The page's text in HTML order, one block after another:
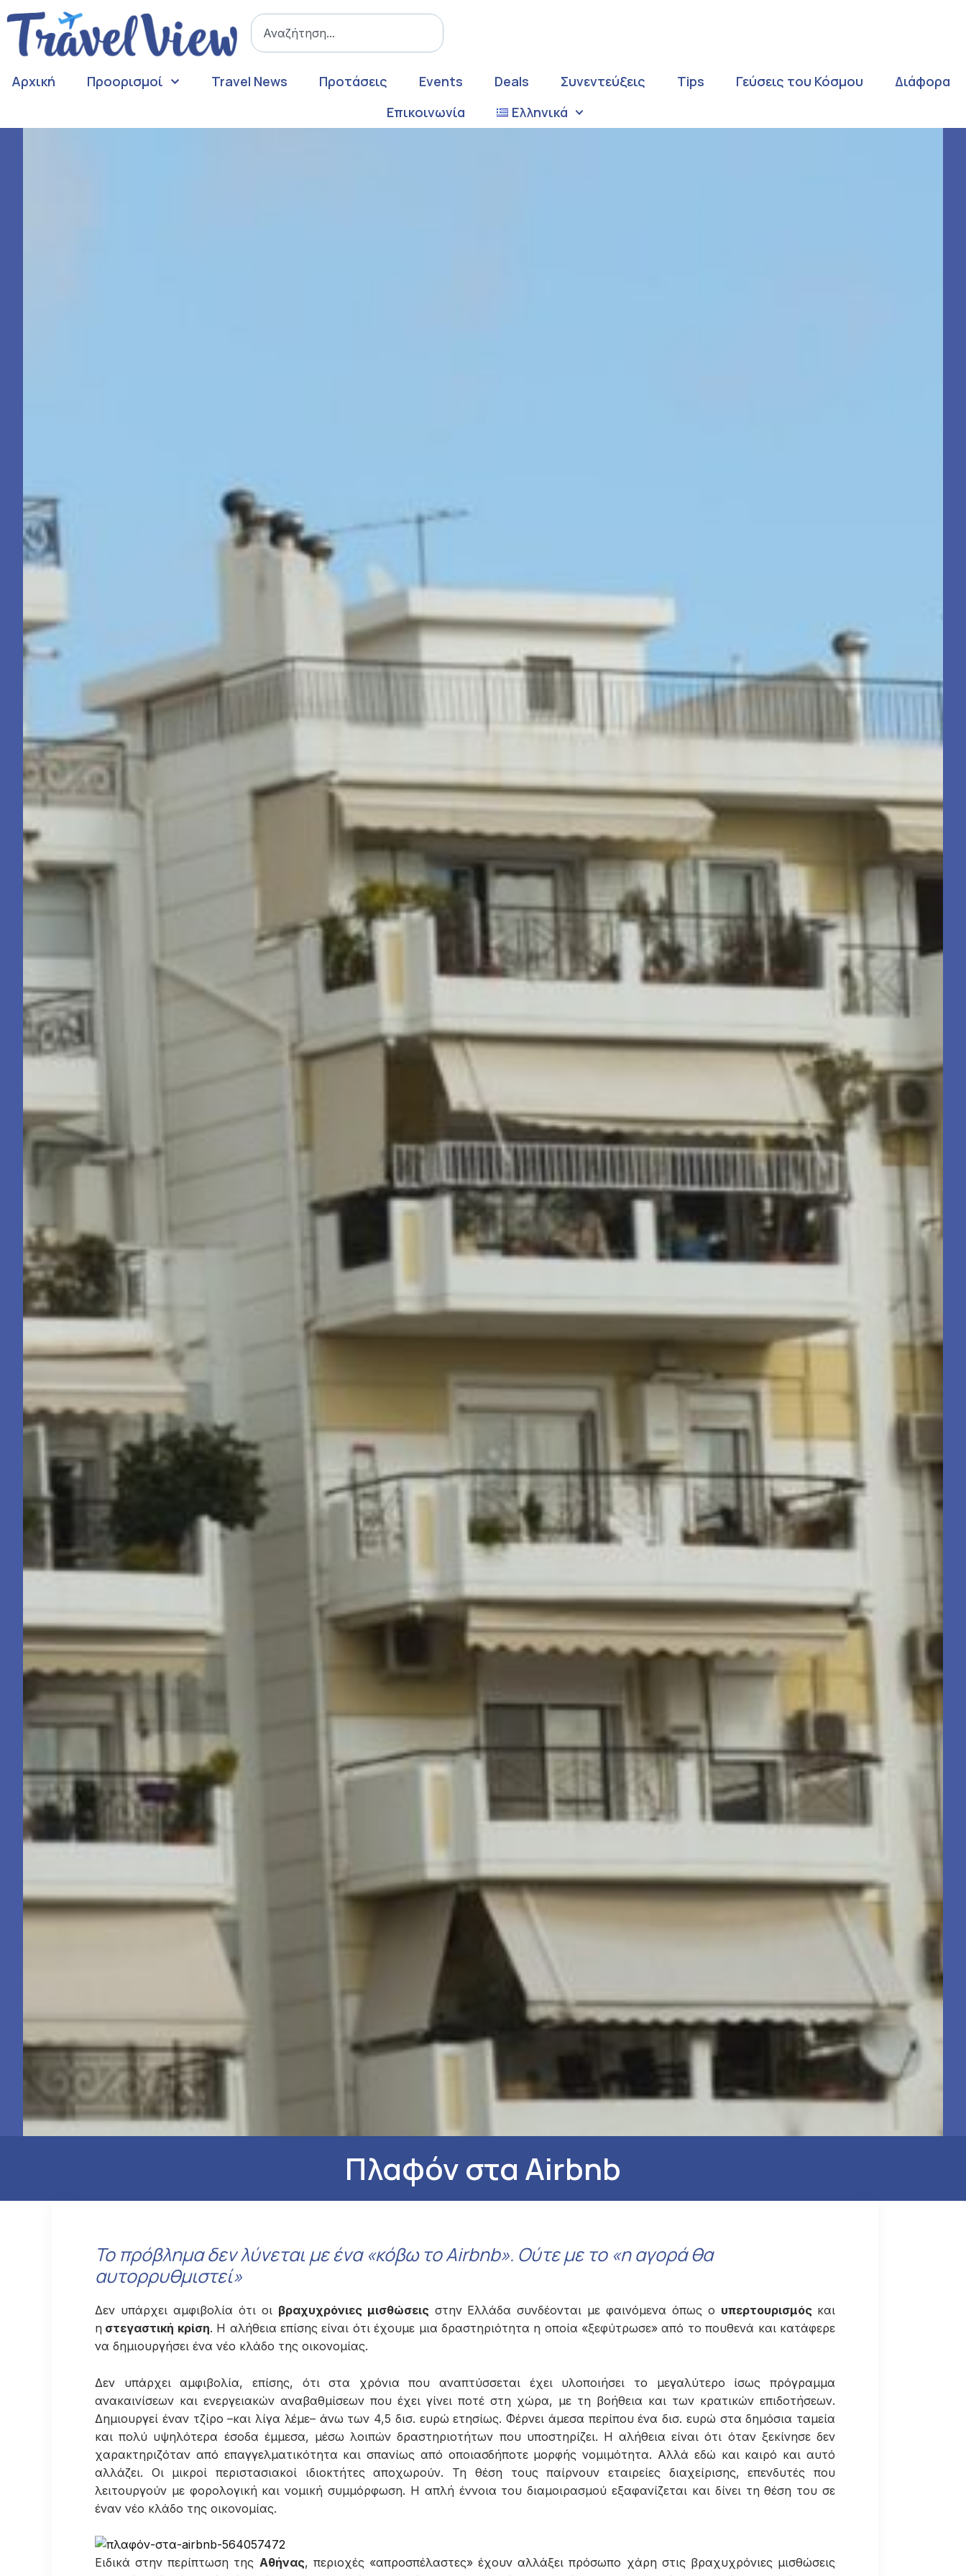
Αρχική Προορισμοί Travel News Προτάσεις Events Deals Συνεντεύξεις Tips Γεύσεις του Κόσμου
Διάφορα
Επικοινωνία
Ελληνικά
Πλαφόν στα Airbnb
Το πρόβλημα δεν λύνεται με ένα «κόβω το Αirbnb». Ούτε με το «η αγορά θα
αυτορρυθμιστεί»
Δεν υπάρχει αμφιβολία ότι οι βραχυχρόνιες μισθώσειςστην Ελλάδα συνδέονται με φαινόμενα όπως ο υπερτουρισμός και
η στεγαστική κρίση. Η αλήθεια επίσης είναι ότι έχουμε μια δραστηριότητα η οποία «ξεφύτρωσε» από το πουθενά και κατάφερε
να δημιουργήσει ένα νέο κλάδο της οικονομίας.
Δεν υπάρχει αμφιβολία, επίσης, ότι στα χρόνια που αναπτύσσεται έχει υλοποιήσει το μεγαλύτερο ίσως πρόγραμμα
ανακαινίσεων και ενεργειακών αναβαθμίσεων που έχει γίνει ποτέ στη χώρα, με τη βοήθεια και των κρατικών επιδοτήσεων.
Δημιουργεί έναν τζίρο –και λίγα λέμε– άνω των 4,5 δισ. ευρώ ετησίως. Φέρνει άμεσα περίπου ένα δισ. ευρώ στα δημόσια ταμεία
και πολύ υψηλότερα έσοδα έμμεσα, μέσω λοιπών δραστηριοτήτων που υποστηρίζει. Η αλήθεια είναι ότι όταν ξεκίνησε δεν
χαρακτηριζόταν από επαγγελματικότητα και σπανίως από οποιασδήποτε μορφής νομιμότητα. Αλλά εδώ και καιρό και αυτό
αλλάζει. Οι μικροί περιστασιακοί ιδιοκτήτες αποχωρούν. Τη θέση τους παίρνουν εταιρείες διαχείρισης, επενδυτές που
λειτουργούν με φορολογική και νομική συμμόρφωση. Η απλή έννοια του διαμοιρασμού εξαφανίζεται και δίνει τη θέση του σε
έναν νέο κλάδο της οικονομίας.
Ειδικά στην περίπτωση της Αθήνας, περιοχές «απροσπέλαστες» έχουν αλλάξει πρόσωπο χάρη στις βραχυχρόνιες μισθώσεις